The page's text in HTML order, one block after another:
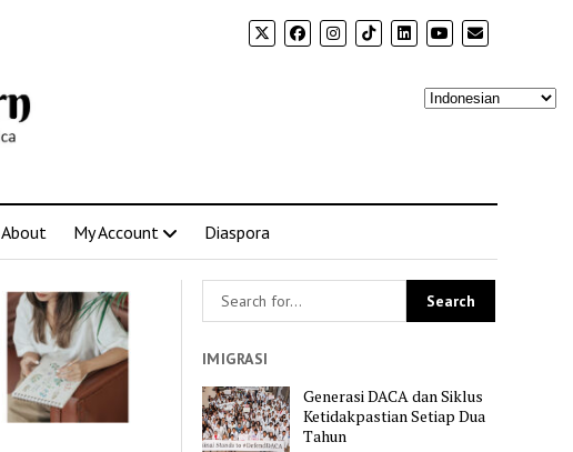
About My Account Diaspora
IMIGRASI
Generasi DACA dan Siklus
Ketidakpastian Setiap Dua
Tahun